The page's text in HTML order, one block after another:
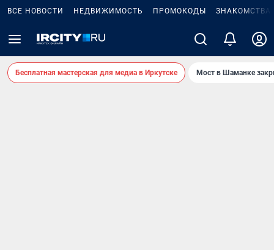
ВСЕ НОВОСТИ НЕДВИЖИМОСТЬ ПРОМОКОДЫ ЗНАКОМСТВА
Бесплатная мастерская для медиа в Иркутске Мост в Шаманке